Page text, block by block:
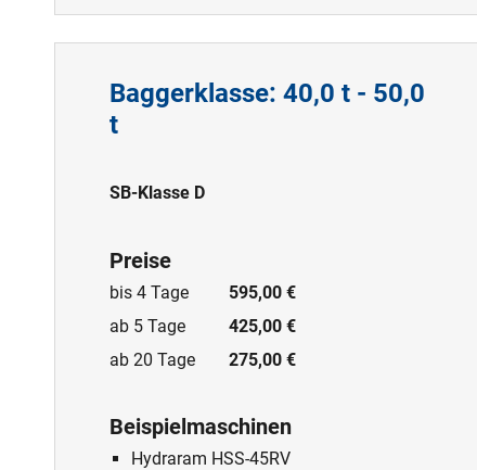
Baggerklasse: 40,0 t - 50,0
t
SB-Klasse D
Preise
bis 4 Tage
595,00 €
ab 5 Tage
425,00 €
ab 20 Tage
275,00 €
Beispielmaschinen
Hydraram HSS-45RV